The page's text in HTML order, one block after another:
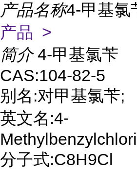
产品名称4-甲基氯
产品 >
简介 4-甲基氯苄
CAS:104-82-5
别名:对甲基氯苄;
英文名:4-
分子式:C8H9Cl